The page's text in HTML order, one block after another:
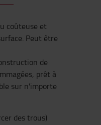
coûteuse et
Peut être
de
prêt à
sur n'importe
des trous)